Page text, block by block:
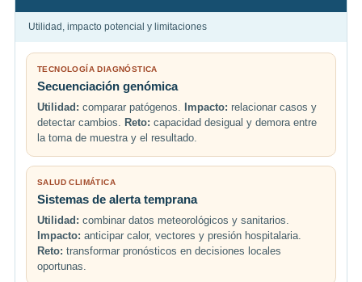
Utilidad, impacto potencial y limitaciones
TECNOLOGÍA DIAGNÓSTICA
Secuenciación genómica
Utilidad: comparar patógenos. Impacto: relacionar casos y
detectar cambios. Reto: capacidad desigual y demora entre
la toma de muestra y el resultado.
SALUD CLIMÁTICA
Sistemas de alerta temprana
Utilidad: combinar datos meteorológicos y sanitarios.
Impacto: anticipar calor, vectores y presión hospitalaria.
Reto: transformar pronósticos en decisiones locales
oportunas.